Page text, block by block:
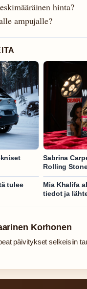
hinta?
ampujalle?
Sabrina
Rolling
tulee
Mia Khalifa
tiedot ja
Korhonen
päivitykset selkeisiin